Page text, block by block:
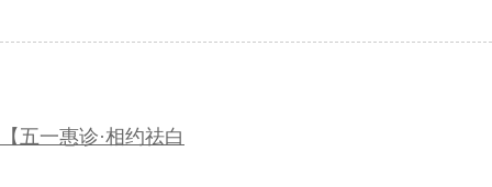
【五一惠诊·相约祛白